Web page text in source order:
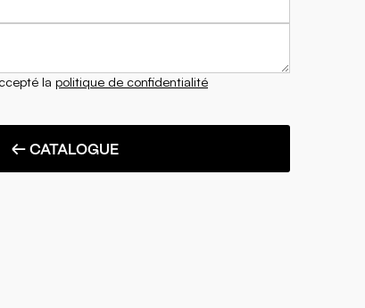
la politique de confidentialité
← CATALOGUE